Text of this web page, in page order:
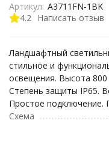
4.2 Написать отзыв
Артикул: A3711FN-1BK
Ландшафтный
стильное и
освещения. Высота
Степень защиты IP65.
Простое подключение.
Схема